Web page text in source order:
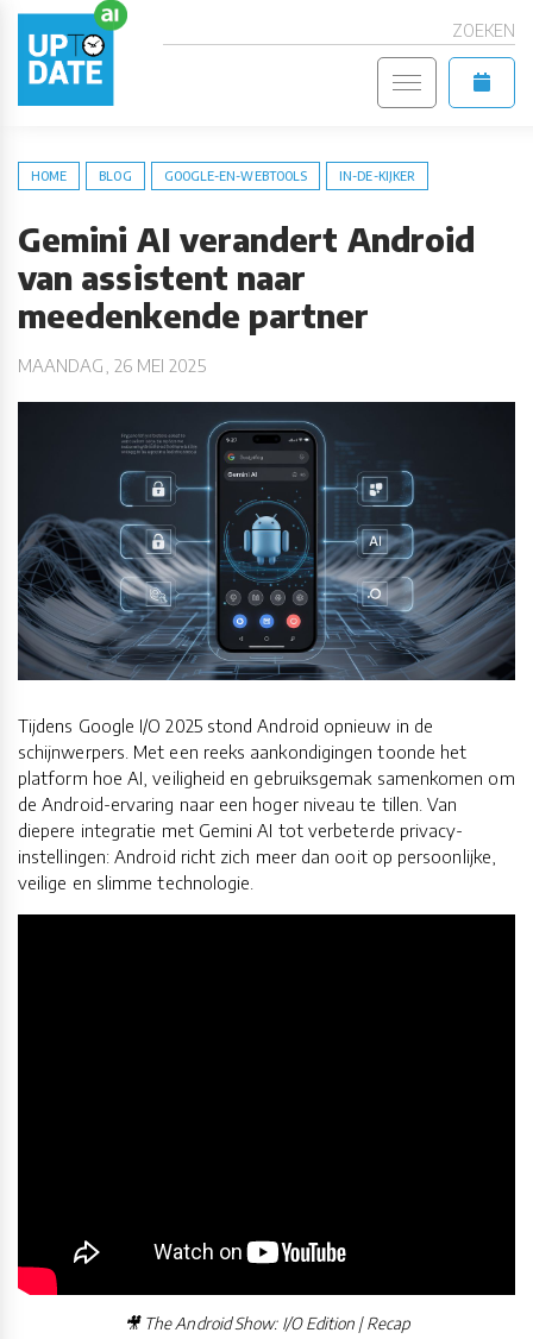
ZOEKEN
HOME BLOG GOOGLE-EN-WEBTOOLS IN-DE-KIJKER
Gemini AI verandert Android
van assistent naar
meedenkende partner
MAANDAG, 26 MEI 2025
Tijdens Google I/O 2025 stond Android opnieuw in de
schijnwerpers. Met een reeks aankondigingen toonde het
platform hoe AI, veiligheid en gebruiksgemak samenkomen om
de Android-ervaring naar een hoger niveau te tillen. Van
diepere integratie met Gemini AI tot verbeterde privacy-
instellingen: Android richt zich meer dan ooit op persoonlijke,
veilige en slimme technologie.
🎥 The Android Show: I/O Edition | Recap